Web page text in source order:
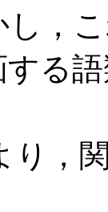
，
る
り，